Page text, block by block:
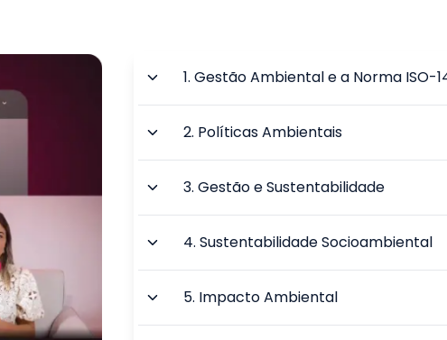
1.Gestão Ambiental e a Norma ISO-
2. Políticas Ambientais
3.Gestão e Sustentabilidade
4.Sustentabilidade Socioambiental
5. Impacto Ambiental